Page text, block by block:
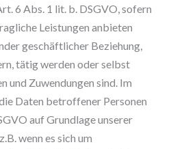
6 Abs. 1 lit. b. DSGVO, sofern
Leistungen anbieten
geschäftlicher Beziehung,
tätig werden oder selbst
und Zuwendungen sind. Im
Daten betroffener Personen
auf Grundlage unserer
wenn es sich um